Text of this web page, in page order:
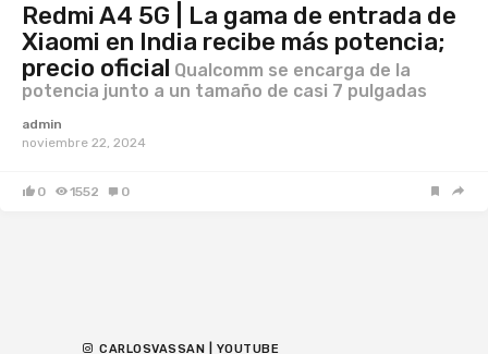
Redmi A4 5G | La gama de entrada de
Xiaomi en India recibe más potencia;
precio oficial Qualcomm se encarga de la
potencia junto a un tamaño de casi 7 pulgadas
admin
noviembre 22, 2024
0 1552 0
CARLOSVASSAN | YOUTUBE